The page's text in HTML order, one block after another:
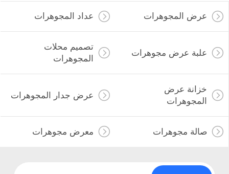
عرض المجوهرات عداد المجوهرات
علبة عرض مجوهرات
تصميم محلات
المجوهرات
خزانة عرض
المجوهرات
عرض جدار المجوهرات
صالة مجوهرات معرض مجوهرات